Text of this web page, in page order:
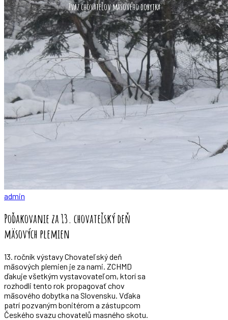
Zväz chovateľov mäsového dobytka
admin
Poďakovanie za 13. chovateľský deň
mäsových plemien
13. ročník výstavy Chovateľský deň
mäsových plemien je za nami. ZCHMD
ďakuje všetkým vystavovateľom, ktorí sa
rozhodli tento rok propagovať chov
mäsového dobytka na Slovensku. Vďaka
patrí pozvaným bonitérom a zástupcom
Českého svazu chovatelů masného skotu.